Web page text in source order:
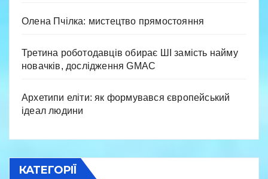
Олена Пчілка: мистецтво прямостояння
Третина роботодавців обирає ШІ замість найму
новачків, дослідження GMAC
Архетипи еліти: як формувався європейський
ідеал людини
КАТЕГОРІЇ